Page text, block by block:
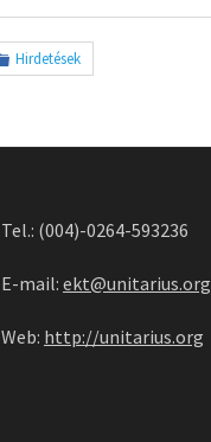
Hirdetések
Tel.: (004)-0264-593236
E-mail: ekt@unitarius.org
Web: http://unitarius.org